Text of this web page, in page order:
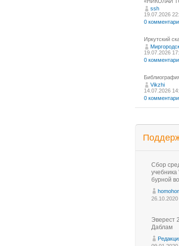
ssh
19.07.2026
0
Иркутский
19.07.2026
0
Vikzhi
14.07.2026
0
Сбор
учебника
бурной
Эверест
Даблам